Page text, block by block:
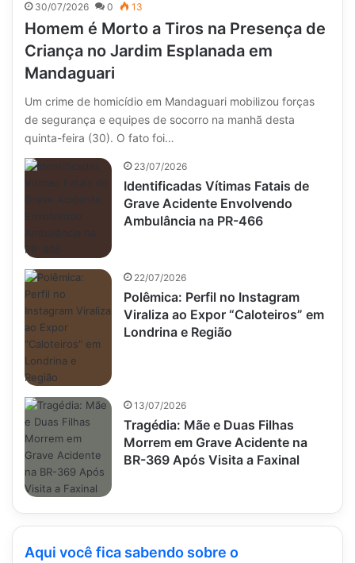
30/07/2026 0 13
Homem é Morto a Tiros na Presença de
Criança no Jardim Esplanada em
Mandaguari
Um crime de homicídio em Mandaguari mobilizou forças
de segurança e equipes de socorro na manhã desta
quinta-feira (30). O fato foi…
23/07/2026
Identificadas Vítimas Fatais de
Grave Acidente Envolvendo
Ambulância na PR-466
22/07/2026
Polêmica: Perfil no Instagram
Viraliza ao Expor “Caloteiros” em
Londrina e Região
13/07/2026
Tragédia: Mãe e Duas Filhas
Morrem em Grave Acidente na
BR-369 Após Visita a Faxinal
Aqui você fica sabendo sobre o